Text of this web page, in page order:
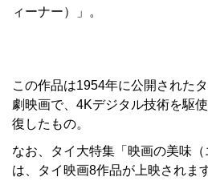
ィーナー）」。
この作品は1954年に公開された
劇映画で、4Kデジタル技術を駆
復したもの。
なお、タイ大特集「映画の美味
は、タイ映画8作品が上映されます